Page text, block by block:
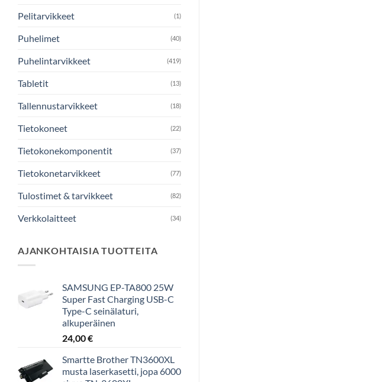
Pelitarvikkeet (1)
Puhelimet (40)
Puhelintarvikkeet (419)
Tabletit (13)
Tallennustarvikkeet (18)
Tietokoneet (22)
Tietokonekomponentit (37)
Tietokonetarvikkeet (77)
Tulostimet & tarvikkeet (82)
Verkkolaitteet (34)
AJANKOHTAISIA TUOTTEITA
SAMSUNG EP-TA800 25W
Super Fast Charging USB-C
Type-C seinälaturi,
alkuperäinen
24,00€
Smartte Brother TN3600XL
musta laserkasetti, jopa 6000